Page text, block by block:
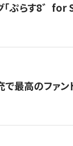
ぷらす8゛for
最高のファン